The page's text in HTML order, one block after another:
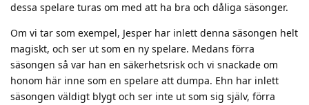
dessa spelare turas om med att ha bra och dåliga säsonger.
Om vi tar som exempel, Jesper har inlett denna säsongen helt
magiskt, och ser ut som en ny spelare. Medans förra
säsongen så var han en säkerhetsrisk och vi snackade om
honom här inne som en spelare att dumpa. Ehn har inlett
säsongen väldigt blygt och ser inte ut som sig själv, förra